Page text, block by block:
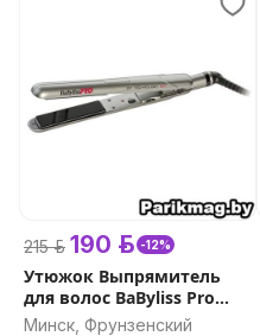
215 р. 190 р. -12%
Утюжок Выпрямитель
для волос BaByliss Pro
BAB2654EPE (стайлер)
Минск, Фрунзенский